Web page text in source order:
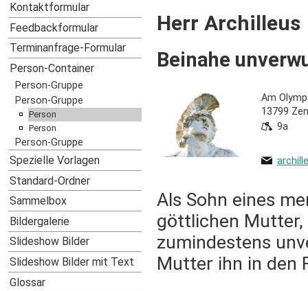
Kontaktformular
Feedbackformular
Terminanfrage-Formular
Person-Container
Person-Gruppe
Person-Gruppe
Person
Person
Person-Gruppe
Spezielle Vorlagen
Standard-Ordner
Sammelbox
Bildergalerie
Slideshow Bilder
Slideshow Bilder mit Text
Glossar
Herr Archilleus
Beinahe
Am
13799
9a
Als Sohn eines
göttlichen Mutter,
zumindestens
Mutter ihn in den